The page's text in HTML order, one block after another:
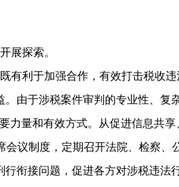
展探索。
利于加强合作，有效打击税收违
由于涉税案件审判的专业性、复
力量和有效方式。从促进信息共享
议制度，定期召开法院、检察、
衔接问题，促进各方对涉税违法